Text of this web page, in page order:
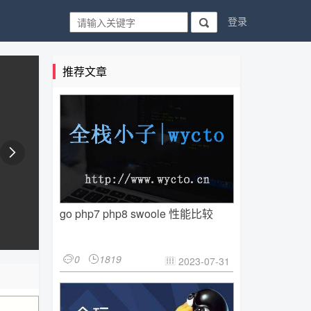
 登录

推荐文章
go php7 php8 swoole 性能比较
0 1819  2023-07-31